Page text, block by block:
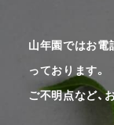
山年園ではお電
っております。
ご不明点など、